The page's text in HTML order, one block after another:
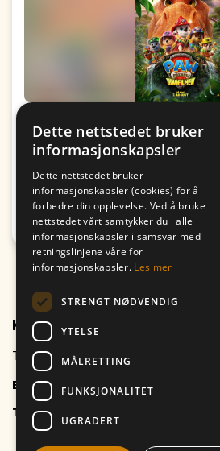
Kino: Paw Patrol:
Fra
17:00
Til
19:00
Passer for alle
Honningsvåg
Kontakt oss
Ta gjerne kontakt om du har
E-post
inordkapp@vitikka.no
Telefon
Dette nettstedet bruker
informasjonskapsler
Dette nettstedet bruker
informasjonskapsler (cookies) for å
forbedre din opplevelse. Ved å bruke
nettstedet vårt samtykker du i alle
informasjonskapsler i samsvar med
retningslinjene våre for
informasjonskapsler. Les mer
STRENGT NØDVENDIG
YTELSE
MÅLRETTING
FUNKSJONALITET
UGRADERT